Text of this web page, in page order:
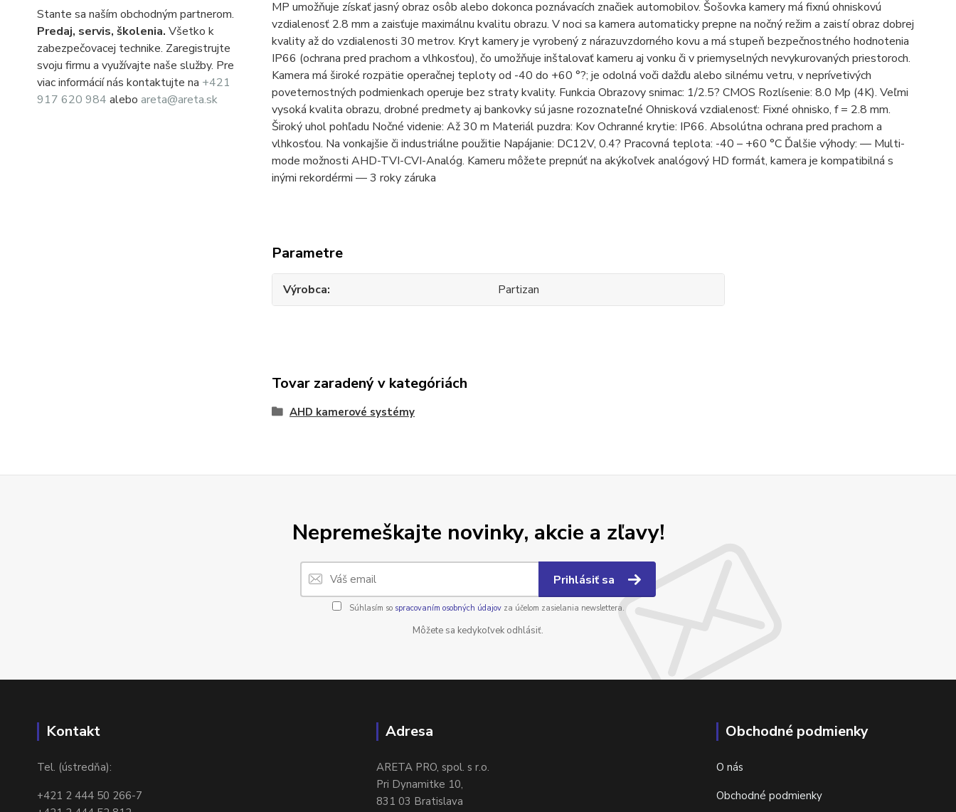
Stante sa naším obchodným partnerom.
Predaj, servis, školenia. Všetko k
zabezpečovacej technike. Zaregistrujte
svoju firmu a využívajte naše služby. Pre
viac informácií nás kontaktujte na +421
917 620 984 alebo areta@areta.sk
MP umožňuje získať jasný obraz osôb alebo dokonca poznávacích značiek automobilov. Šošovka kamery má fixnú ohniskovú
vzdialenosť 2.8 mm a zaisťuje maximálnu kvalitu obrazu. V noci sa kamera automaticky prepne na nočný režim a zaistí obraz dobrej
kvality až do vzdialenosti 30 metrov. Kryt kamery je vyrobený z nárazuvzdorného kovu a má stupeň bezpečnostného hodnotenia
IP66 (ochrana pred prachom a vlhkosťou), čo umožňuje inštalovať kameru aj vonku či v priemyselných nevykurovaných priestoroch.
Kamera má široké rozpätie operačnej teploty od -40 do +60 °?; je odolná voči dažďu alebo silnému vetru, v neprívetivých
poveternostných podmienkach operuje bez straty kvality. Funkcia Obrazovy snimac: 1/2.5? CMOS Rozlísenie: 8.0 Mp (4K). Veľmi
vysoká kvalita obrazu, drobné predmety aj bankovky sú jasne rozoznateľné Ohnisková vzdialenosť: Fixné ohnisko, f = 2.8 mm.
Široký uhol pohľadu Nočné videnie: Až 30 m Materiál puzdra: Kov Ochranné krytie: IP66. Absolútna ochrana pred prachom a
vlhkosťou. Na vonkajšie či industriálne použitie Napájanie: DC12V, 0.4? Pracovná teplota: -40 – +60 °C Ďalšie výhody: — Multi-
mode možnosti AHD-TVI-CVI-Analóg. Kameru môžete prepnúť na akýkoľvek analógový HD formát, kamera je kompatibilná s
inými rekordérmi — 3 roky záruka
Parametre
Výrobca Partizan
Tovar zaradený v kategóriách
AHD kamerové systémy
Nepremeškajte novinky, akcie a zľavy!
Prihlásiť sa
Súhlasím so spracovaním osobných údajovza účelom zasielania newslettera.
Môžete sa kedykoľvek odhlásiť.
Kontakt
Tel. (ústredňa):
+421 2 444 50 266-7
Adresa
ARETA PRO, spol. s r.o.
Pri Dynamitke 10,
831 03 Bratislava
Obchodné podmienky
O nás
Obchodné podmienky